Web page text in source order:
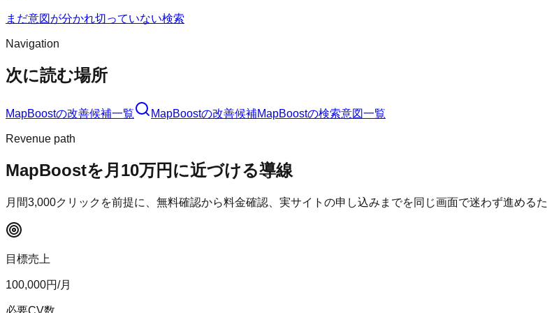
まだ意図が分かれ切っていない検索
Navigation
次に読む場所
MapBoostの改善候補一覧 MapBoostの改善候補MapBoostの検索意図一覧
Revenue path
MapBoostを月10万円に近づける導線
月間3,000クリックを前提に、無料確認から料金確認、実サイトの申し込みまでを同じ画面で迷わず進めるた
目標売上
100,000円/月
必要CV数